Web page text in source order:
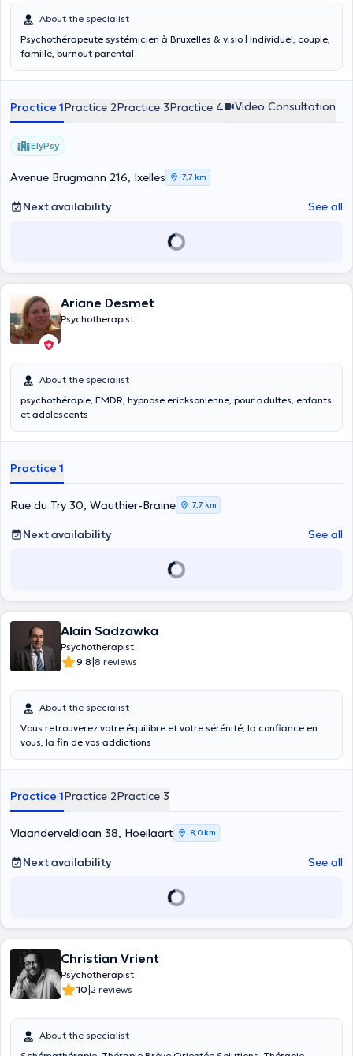
About the specialist
Psychothérapeute systémicien à Bruxelles & visio | Individuel, couple,
famille, burnout parental
Practice 1Practice 2Practice 3Practice 4 Video Consultation
ElyPsy
Avenue Brugmann 216, Ixelles 7,7 km
Next availability See all
Ariane Desmet
Psychotherapist
About the specialist
psychothérapie, EMDR, hypnose ericksonienne, pour adultes, enfants
et adolescents
Practice 1
Rue du Try 30, Wauthier-Braine 7,7 km
Next availability See all
Alain Sadzawka
Psychotherapist
9.8|8 reviews
About the specialist
Vous retrouverez votre équilibre et votre sérénité, la confiance en
vous, la fin de vos addictions
Practice 1Practice 2Practice 3
Vlaanderveldlaan 38, Hoeilaart 8,0 km
Next availability See all
Christian Vrient
Psychotherapist
10|2 reviews
About the specialist